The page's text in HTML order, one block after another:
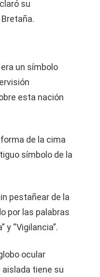
su
un símbolo
esta nación
de la cima
símbolo de la
pestañear de la
por las palabras
y “Vigilancia”.
ocular
tiene su